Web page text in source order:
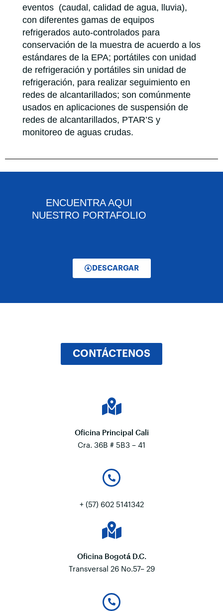
eventos (caudal, calidad de agua, lluvia),
con diferentes gamas de equipos
refrigerados auto-controlados para
conservación de la muestra de acuerdo a los
estándares de la EPA; portátiles con unidad
de refrigeración y portátiles sin unidad de
refrigeración, para realizar seguimiento en
redes de alcantarillados; son comúnmente
usados en aplicaciones de suspensión de
redes de alcantarillados, PTAR’S y
monitoreo de aguas crudas.
ENCUENTRA AQUI
NUESTRO PORTAFOLIO
DESCARGAR
CONTÁCTENOS
Oficina Principal Cali
Cra. 36B # 5B3 – 41
+ (57) 602 5141342
Oficina Bogotá D.C.
Transversal 26 No.57– 29